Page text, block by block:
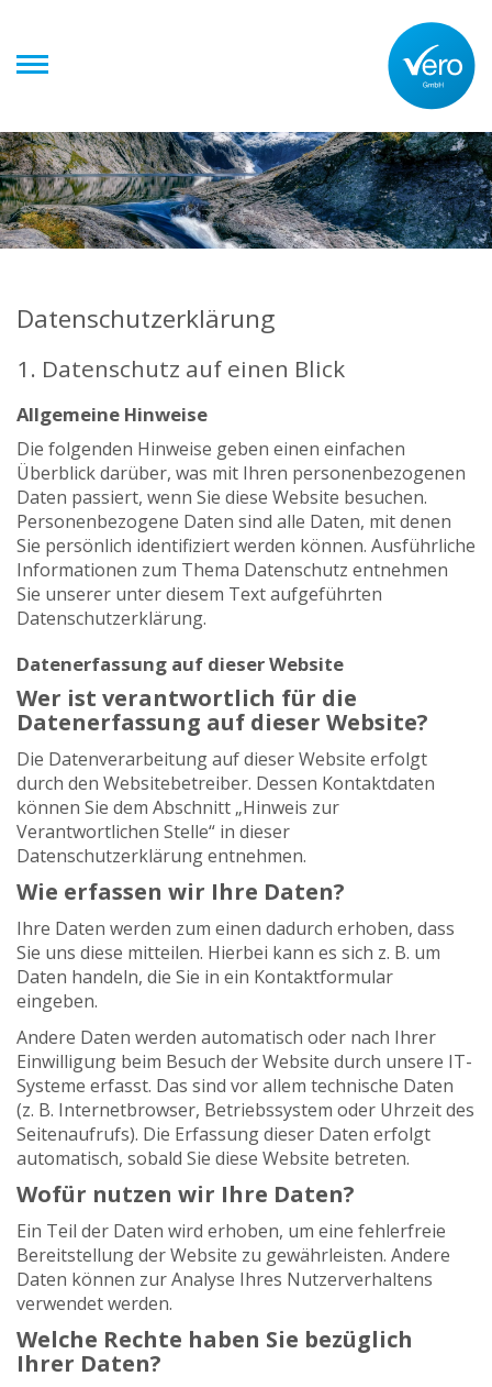
springen
Datenschutz­erklärung
1. Datenschutz auf einen Blick
Allgemeine Hinweise
Die folgenden Hinweise geben einen einfachen
Überblick darüber, was mit Ihren personenbezogenen
Daten passiert, wenn Sie diese Website besuchen.
Personenbezogene Daten sind alle Daten, mit denen
Sie persönlich identifiziert werden können. Ausführliche
Informationen zum Thema Datenschutz entnehmen
Sie unserer unter diesem Text aufgeführten
Datenschutzerklärung.
Datenerfassung auf dieser Website
Wer ist verantwortlich für die
Datenerfassung auf dieser Website?
Die Datenverarbeitung auf dieser Website erfolgt
durch den Websitebetreiber. Dessen Kontaktdaten
können Sie dem Abschnitt „Hinweis zur
Verantwortlichen Stelle“ in dieser
Datenschutzerklärung entnehmen.
Wie erfassen wir Ihre Daten?
Ihre Daten werden zum einen dadurch erhoben, dass
Sie uns diese mitteilen. Hierbei kann es sich z. B. um
Daten handeln, die Sie in ein Kontaktformular
eingeben.
Andere Daten werden automatisch oder nach Ihrer
Einwilligung beim Besuch der Website durch unsere IT-
Systeme erfasst. Das sind vor allem technische Daten
(z. B. Internetbrowser, Betriebssystem oder Uhrzeit des
Seitenaufrufs). Die Erfassung dieser Daten erfolgt
automatisch, sobald Sie diese Website betreten.
Wofür nutzen wir Ihre Daten?
Ein Teil der Daten wird erhoben, um eine fehlerfreie
Bereitstellung der Website zu gewährleisten. Andere
Daten können zur Analyse Ihres Nutzerverhaltens
verwendet werden.
Welche Rechte haben Sie bezüglich
Ihrer Daten?